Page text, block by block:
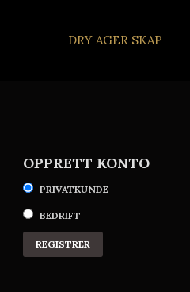
DRY AGER SKAP
OPPRETT KONTO
PRIVATKUNDE
BEDRIFT